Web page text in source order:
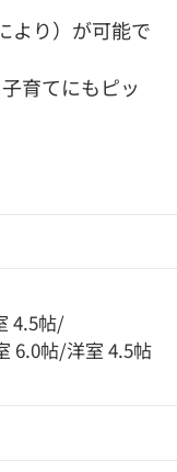
より）が可能で
育てにもピッ
4.5帖/
6.0帖/洋室 4.5帖